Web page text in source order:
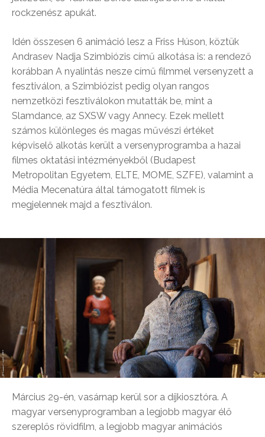
rockzenész apukát.
Idén összesen 6 animáció lesz a Friss Húson, köztük
Andrasev Nadja Szimbiózis című alkotása is: a rendező
korábban A nyalintás nesze című filmmel versenyzett a
fesztiválon, a Szimbiózist pedig olyan rangos
nemzetközi fesztiválokon mutatták be, mint a
Slamdance, az SXSW vagy Annecy. Ezek mellett
számos különleges és magas művészi értéket
képviselő alkotás került a versenyprogramba a hazai
filmes oktatási intézményekből (Budapest
Metropolitan Egyetem, ELTE, MOME, SZFE), valamint a
Média Mecenatúra által támogatott filmek is
megjelennek majd a fesztiválon.
Március 29-én, vasárnap kerül sor a díjkiosztóra. A
magyar versenyprogramban a legjobb magyar élő
szereplős rövidfilm, a legjobb magyar animációs